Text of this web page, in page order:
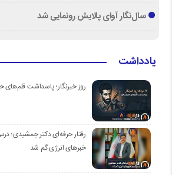
سال‌نگار آوای پالایش رونمایی شد
یادداشت
روز خبرنگار؛ پاسداشت
رفتار حرفه‌ای دکتر جمشیدی؛
خبرهای انرژی گم شد